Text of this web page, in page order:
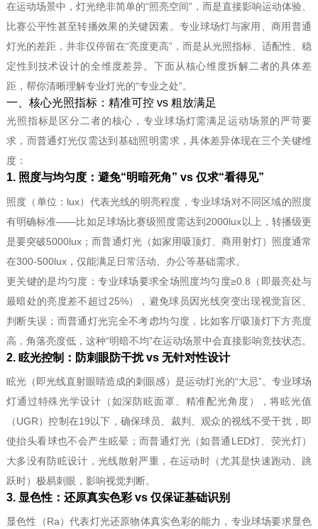
在运动场景中，灯光绝非简单的“照亮空间”，而是直接影响运动体验、
比赛公平性甚至转播效果的关键因素。专业球场灯与家用、商用普通
灯光的差距，并非仅停留在“亮度更高”，而是从光照指标、适配性、稳
定性到技术设计的全维度差异。下面从核心维度拆解二者的具体差
距，帮你清晰理解专业灯光的“专业之处”。
一、核心光照指标：精准可控 vs 粗放满足
光照指标是区分二者的核心，专业球场灯需满足运动场景的严苛要
求，而普通灯光仅需达到基础照明需求，具体差异体现在三个关键维
度：
1. 照度与均匀度：避免“明暗死角” vs 仅求“看得见”
照度（单位：lux）代表光线的明亮程度，专业球场对不同区域的照度
有明确标准——比如足球场比赛级照度需达到2000lux以上，转播级更
是要突破5000lux；而普通灯光（如家用吸顶灯、商用射灯）照度通常
在300-500lux，仅能满足日常活动、办公等基础需求。
更关键的是均匀度 ：专业球场要求全场照度均匀度≥0.8（即最亮处与
最暗处的亮度差不超过25%），避免球员因光线突变出现视觉盲区、
判断失误；而普通灯光完全不考虑均匀度，比如客厅吸顶灯下方亮度
高，角落亮度低，这种“明暗不均”在运动场景中会直接影响竞技状态。
2. 眩光控制：防刺眼防干扰 vs 无针对性设计
眩光（即光线直射眼睛造成的刺眼感）是运动灯光的“大忌”。专业球场
灯通过特殊光学设计（如深防眩面罩、精准配光角度），将眩光值
（UGR）控制在19以下，确保球员、裁判、观众的视线不受干扰，即
使抬头看球也不会产生眩晕；而普通灯光（如普通LED灯、荧光灯）
大多没有防眩设计，光线散射严重，在运动时（尤其是快速跑动、跳
跃时）极易刺眼，影响视觉判断。
3. 显色性：还原真实色彩 vs 仅保证基础识别
显色性（Ra）代表灯光还原物体真实色彩的能力，专业球场要求显色